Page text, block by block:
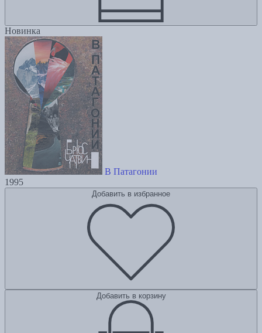
Новинка
В Патагонии
1995
Добавить в избранное
Добавить в корзину